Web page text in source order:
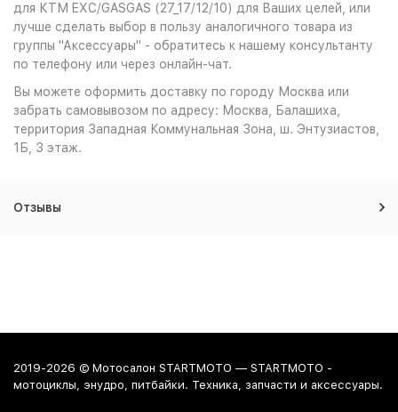
для КТМ EXC/GASGAS (27_17/12/10) для Ваших целей, или
лучше сделать выбор в пользу аналогичного товара из
группы "Аксессуары" - обратитесь к нашему консультанту
по телефону или через онлайн-чат.
Вы можете оформить доставку по городу Москва или
забрать самовывозом по адресу: Москва, Балашиха,
территория Западная Коммунальная Зона, ш. Энтузиастов,
1Б, 3 этаж.
Отзывы
2019-2026 © Мотосалон STARTMOTO — STARTMOTO -
мотоциклы, энудро, питбайки. Техника, запчасти и аксессуары.